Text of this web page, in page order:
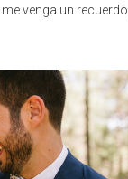
venga un recuerdo,